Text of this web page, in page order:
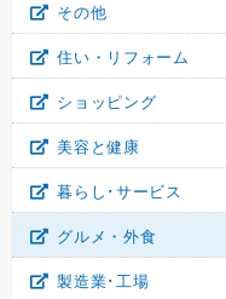
その他
住い・リフォーム
ショッピング
美容と健康
暮らし･サービス
グルメ・外食
製造業･工場